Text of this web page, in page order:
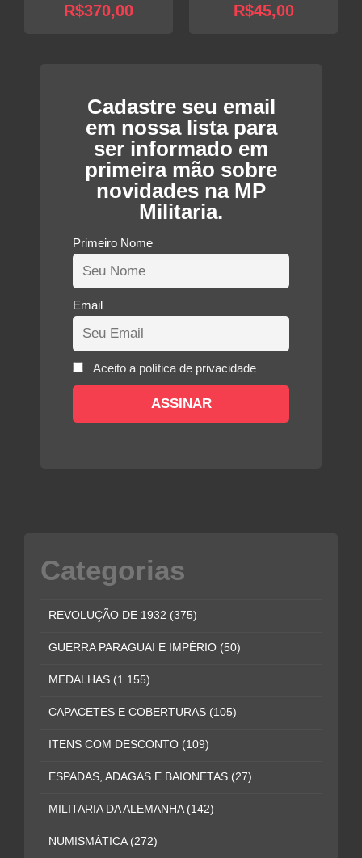
R$370,00 R$45,00
Cadastre seu email
em nossa lista para
ser informado em
primeira mão sobre
novidades na MP
Militaria.
Primeiro Nome
Email
Aceito a política de privacidade
Categorias
REVOLUÇÃO DE 1932 (375)
GUERRA PARAGUAI E IMPÉRIO (50)
MEDALHAS (1.155)
CAPACETES E COBERTURAS (105)
ITENS COM DESCONTO (109)
ESPADAS, ADAGAS E BAIONETAS (27)
MILITARIA DA ALEMANHA (142)
NUMISMÁTICA (272)